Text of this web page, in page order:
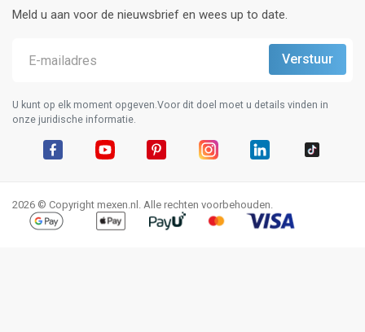
Meld u aan voor de nieuwsbrief en wees up to date.
U kunt op elk moment opgeven.Voor dit doel moet u details vinden in
onze juridische informatie.
2026 © Copyright mexen.nl. Alle rechten voorbehouden.